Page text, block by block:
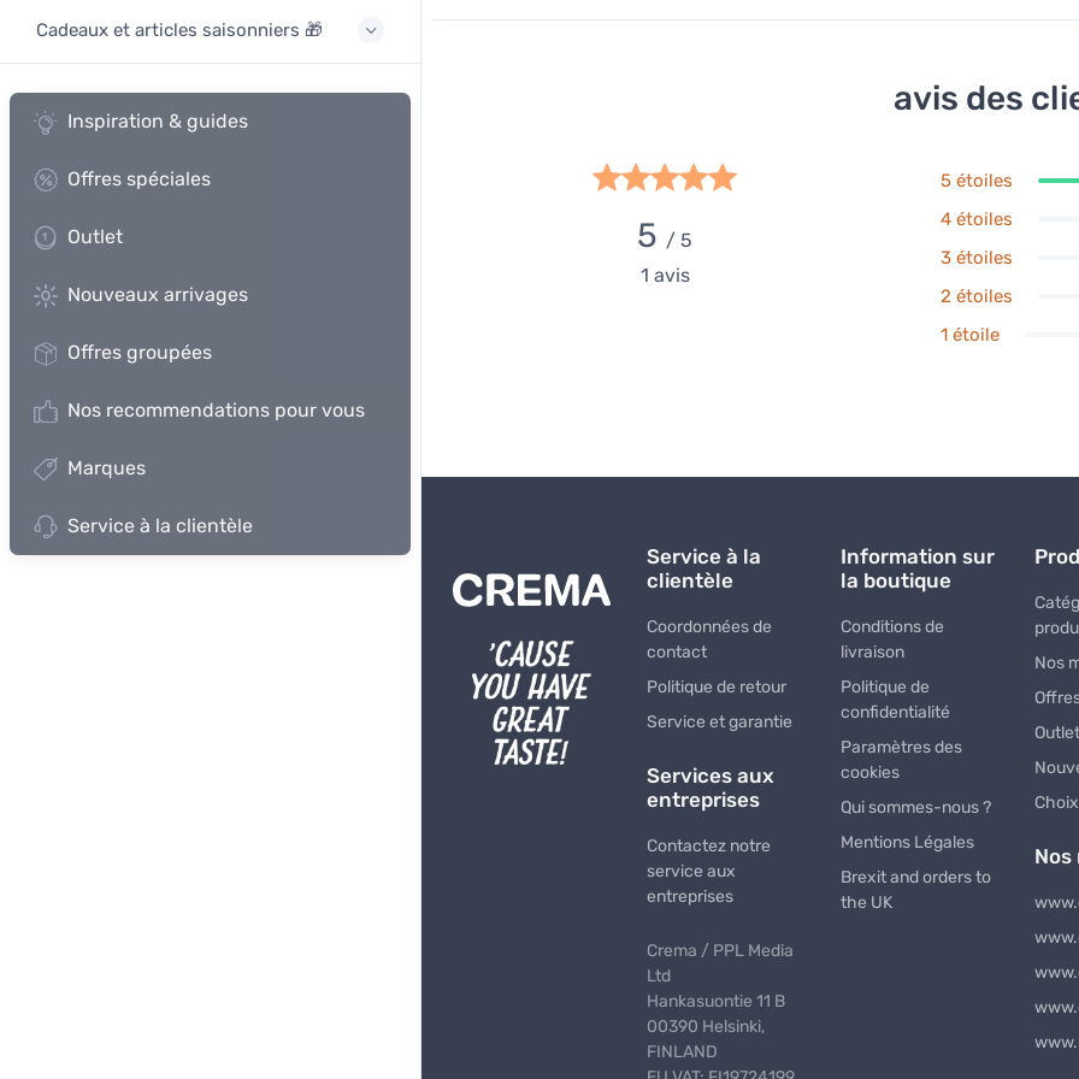
Cadeaux et articles saisonniers 🎁
Inspiration & guides
Offres spéciales
Outlet
Nouveaux arrivages
Offres groupées
Nos recommendations pour vous
Marques
Service à la clientèle
avis des
5 / 5
1 avis
5 étoiles
4 étoiles
3 étoiles
2 étoiles
1 étoile
Service à la
clientèle
Coordonnées de
contact
Politique de retour
Service et garantie
Services aux
entreprises
Contactez notre
service aux
entreprises
Crema / PPL Media
Ltd
Hankasuontie 11 B
00390 Helsinki,
FINLAND
Information sur
la boutique
Conditions de
livraison
Politique de
confidentialité
Paramètres des
cookies
Qui sommes-nous ?
Mentions Légales
Brexit and orders to
the UK
Nos
Outlet
Nos